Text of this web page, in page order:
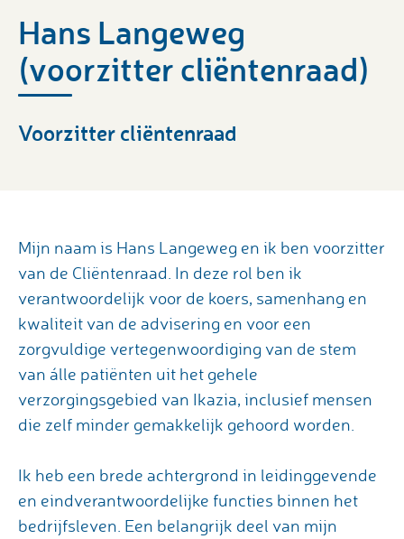
Hans Langeweg
(voorzitter cliëntenraad)
Voorzitter cliëntenraad
Mijn naam is Hans Langeweg en ik ben voorzitter
van de Cliëntenraad. In deze rol ben ik
verantwoordelijk voor de koers, samenhang en
kwaliteit van de advisering en voor een
zorgvuldige vertegenwoordiging van de stem
van álle patiënten uit het gehele
verzorgingsgebied van Ikazia, inclusief mensen
die zelf minder gemakkelijk gehoord worden.
Ik heb een brede achtergrond in leidinggevende
en eindverantwoordelijke functies binnen het
bedrijfsleven. Een belangrijk deel van mijn